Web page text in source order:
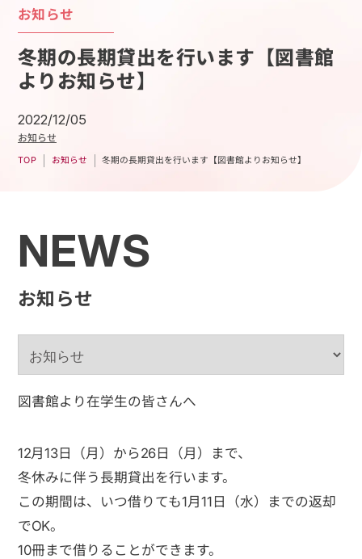
お知らせ
冬期の長期貸出を行います【図書館
よりお知らせ】
2022/12/05
お知らせ
TOP お知らせ 冬期の長期貸出を行います【図書館よりお知らせ】
NEWS
お知らせ
図書館より在学生の皆さんへ
12月13日（月）から26日（月）まで、
冬休みに伴う長期貸出を行います。
この期間は、いつ借りても1月11日（水）までの返却
でOK。
10冊まで借りることができます。